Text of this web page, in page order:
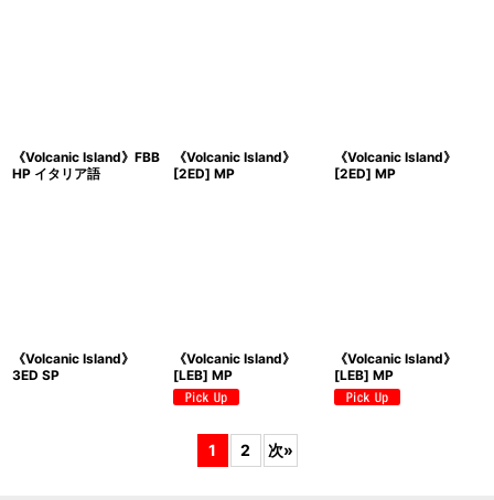
《Volcanic Island》FBB
HP イタリア語
《Volcanic Island》
[2ED] MP
《Volcanic Island》
[2ED] MP
《Volcanic Island》
3ED SP
《Volcanic Island》
[LEB] MP
《Volcanic Island》
[LEB] MP
1 2 次»